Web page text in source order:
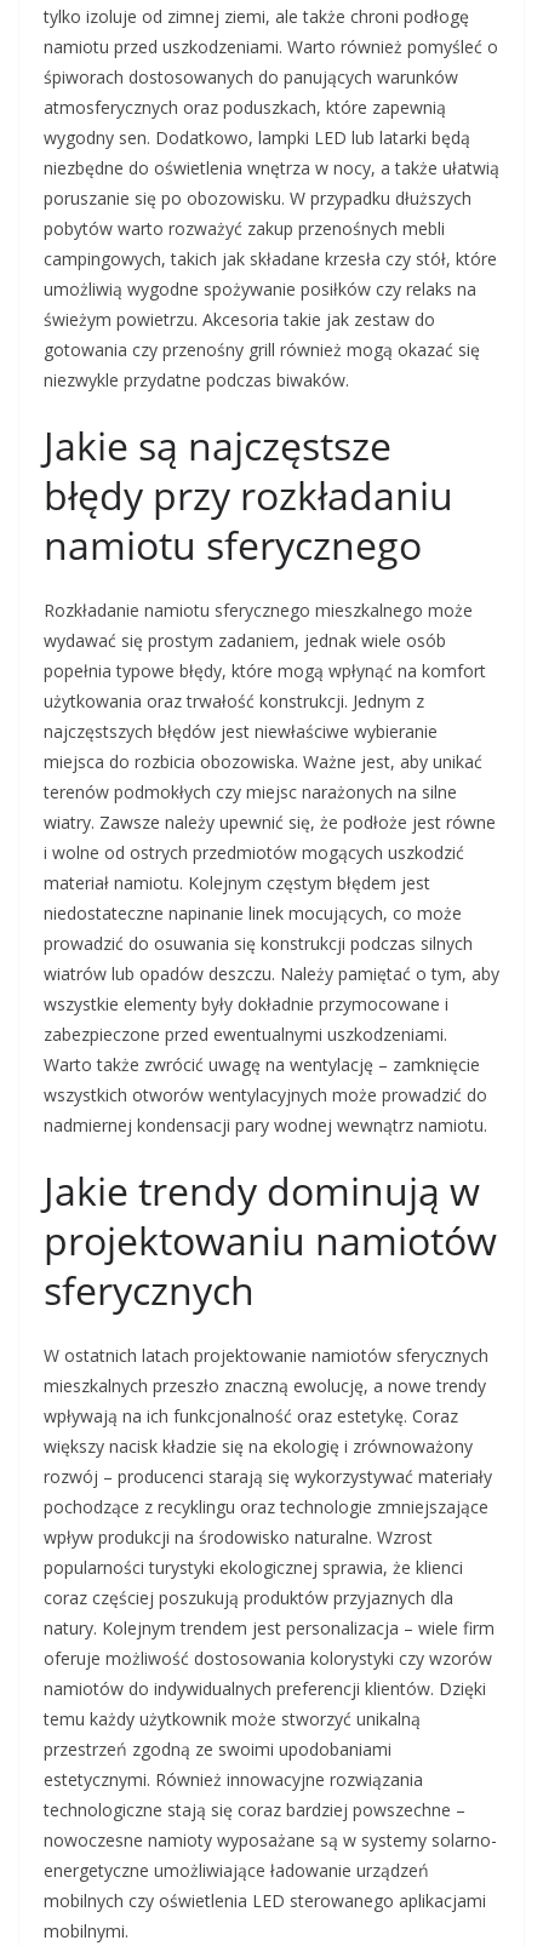
tylko izoluje od zimnej ziemi, ale także chroni podłogę
namiotu przed uszkodzeniami. Warto również pomyśleć o
śpiworach dostosowanych do panujących warunków
atmosferycznych oraz poduszkach, które zapewnią
wygodny sen. Dodatkowo, lampki LED lub latarki będą
niezbędne do oświetlenia wnętrza w nocy, a także ułatwią
poruszanie się po obozowisku. W przypadku dłuższych
pobytów warto rozważyć zakup przenośnych mebli
campingowych, takich jak składane krzesła czy stół, które
umożliwią wygodne spożywanie posiłków czy relaks na
świeżym powietrzu. Akcesoria takie jak zestaw do
gotowania czy przenośny grill również mogą okazać się
niezwykle przydatne podczas biwaków.
Jakie są najczęstsze
błędy przy rozkładaniu
namiotu sferycznego
Rozkładanie namiotu sferycznego mieszkalnego może
wydawać się prostym zadaniem, jednak wiele osób
popełnia typowe błędy, które mogą wpłynąć na komfort
użytkowania oraz trwałość konstrukcji. Jednym z
najczęstszych błędów jest niewłaściwe wybieranie
miejsca do rozbicia obozowiska. Ważne jest, aby unikać
terenów podmokłych czy miejsc narażonych na silne
wiatry. Zawsze należy upewnić się, że podłoże jest równe
i wolne od ostrych przedmiotów mogących uszkodzić
materiał namiotu. Kolejnym częstym błędem jest
niedostateczne napinanie linek mocujących, co może
prowadzić do osuwania się konstrukcji podczas silnych
wiatrów lub opadów deszczu. Należy pamiętać o tym, aby
wszystkie elementy były dokładnie przymocowane i
zabezpieczone przed ewentualnymi uszkodzeniami.
Warto także zwrócić uwagę na wentylację – zamknięcie
wszystkich otworów wentylacyjnych może prowadzić do
nadmiernej kondensacji pary wodnej wewnątrz namiotu.
Jakie trendy dominują w
projektowaniu namiotów
sferycznych
W ostatnich latach projektowanie namiotów sferycznych
mieszkalnych przeszło znaczną ewolucję, a nowe trendy
wpływają na ich funkcjonalność oraz estetykę. Coraz
większy nacisk kładzie się na ekologię i zrównoważony
rozwój – producenci starają się wykorzystywać materiały
pochodzące z recyklingu oraz technologie zmniejszające
wpływ produkcji na środowisko naturalne. Wzrost
popularności turystyki ekologicznej sprawia, że klienci
coraz częściej poszukują produktów przyjaznych dla
natury. Kolejnym trendem jest personalizacja – wiele firm
oferuje możliwość dostosowania kolorystyki czy wzorów
namiotów do indywidualnych preferencji klientów. Dzięki
temu każdy użytkownik może stworzyć unikalną
przestrzeń zgodną ze swoimi upodobaniami
estetycznymi. Również innowacyjne rozwiązania
technologiczne stają się coraz bardziej powszechne –
nowoczesne namioty wyposażane są w systemy solarno-
energetyczne umożliwiające ładowanie urządzeń
mobilnych czy oświetlenia LED sterowanego aplikacjami
mobilnymi.